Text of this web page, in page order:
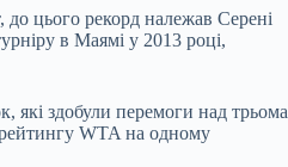
цього рекорд належав Серені
в Маямі у 2013 році,
які здобули перемоги над трьома
WTA на одному